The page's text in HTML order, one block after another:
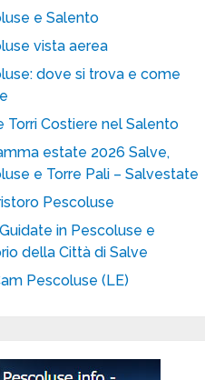
e Salento
vista aerea
dove si trova e come
Torri Costiere nel Salento
estate 2026 Salve,
e Torre Pali – Salvestate
Pescoluse
in Pescoluse e
della Città di Salve
Pescoluse (LE)